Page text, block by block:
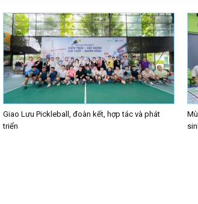
Giao Lưu Pickleball, đoàn kết, hợp tác và phát
triển